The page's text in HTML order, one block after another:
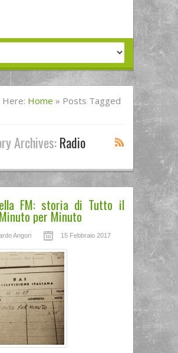
Here: Home » Posts Tagged
Archives:Radio
FM: storia di Tutto il
per Minuto
Angori 15 Febbraio 2017